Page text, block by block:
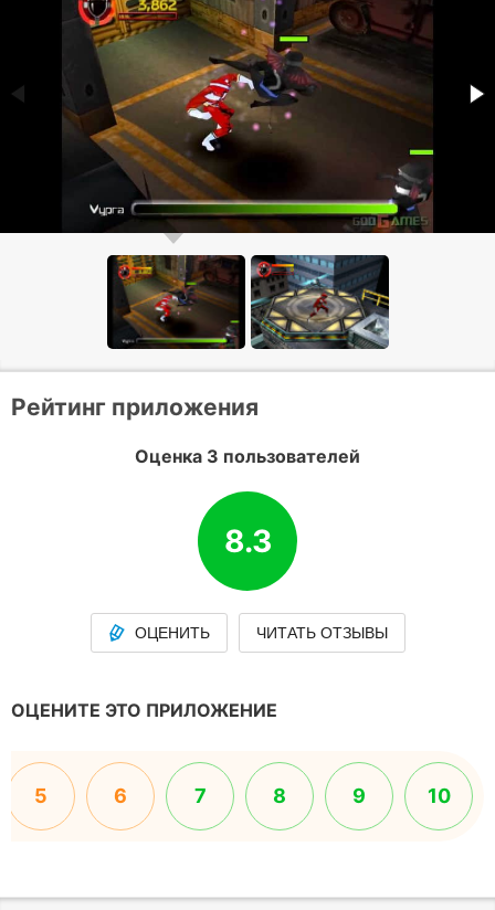
Рейтинг приложения
Оценка 3 пользователей
8.3
ОЦЕНИТЬ ЧИТАТЬ ОТЗЫВЫ
ОЦЕНИТЕ ЭТО ПРИЛОЖЕНИЕ
5 6 7 8 9 10